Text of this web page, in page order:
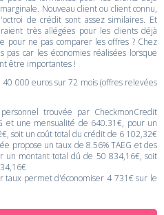
Nouveau client ou client connu,
de crédit sont assez similaires. Et
très allégées pour les clients déjà
pour ne pas comparer les offres ? Chez
pas car les économies réalisées lorsque
être importantes !
000 euros sur 72 mois (offres relevées
trouvée par CheckmonCredit
et une mensualité de 640.31€, pour un
soit un coût total du crédit de 6 102,32€
propose un taux de 8.56% TAEG et des
un montant total dû de 50 834,16€, soit
taux permet d'économiser 4 731€ sur le